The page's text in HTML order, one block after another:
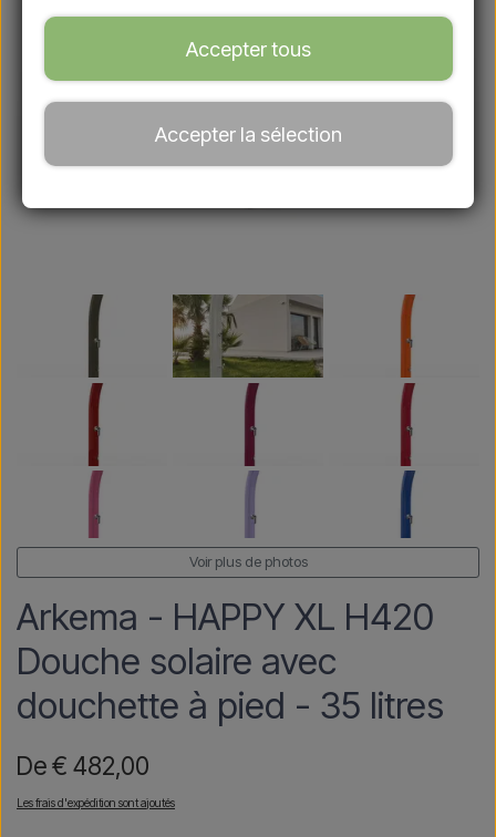
Voir plus de photos
Arkema - HAPPY XL H420
Douche solaire avec
douchette à pied - 35 litres
De € 482,00
Les frais d'expédition sont ajoutés
Accepter tous
Accepter la sélection